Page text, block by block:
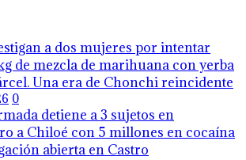
a dos mujeres por intentar
de mezcla de marihuana con yerba
Una era de Chonchi reincidente
0
detiene a 3 sujetos en
a Chiloé con 5 millones en cocaína
abierta en Castro